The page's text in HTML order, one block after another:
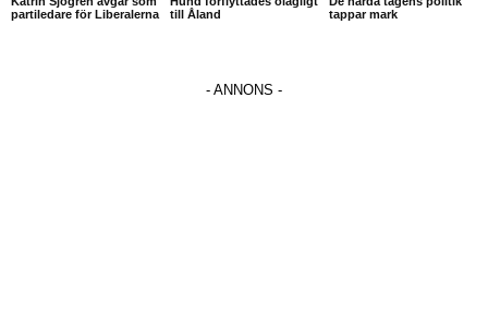
partiledare för Liberalerna
till Åland
tappar mark